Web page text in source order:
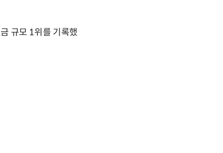
규모 1위를 기록했